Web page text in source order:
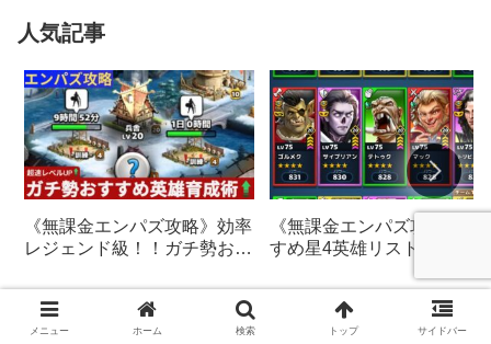
人気記事
《無課金エンパズ攻略》効率
レジェンド級！！ガチ勢おす
【empires & puzzles】
《無課金エンパズ攻略》お
すめ星4英雄リスト【
メニュー ホーム 検索 トップ サイドバー